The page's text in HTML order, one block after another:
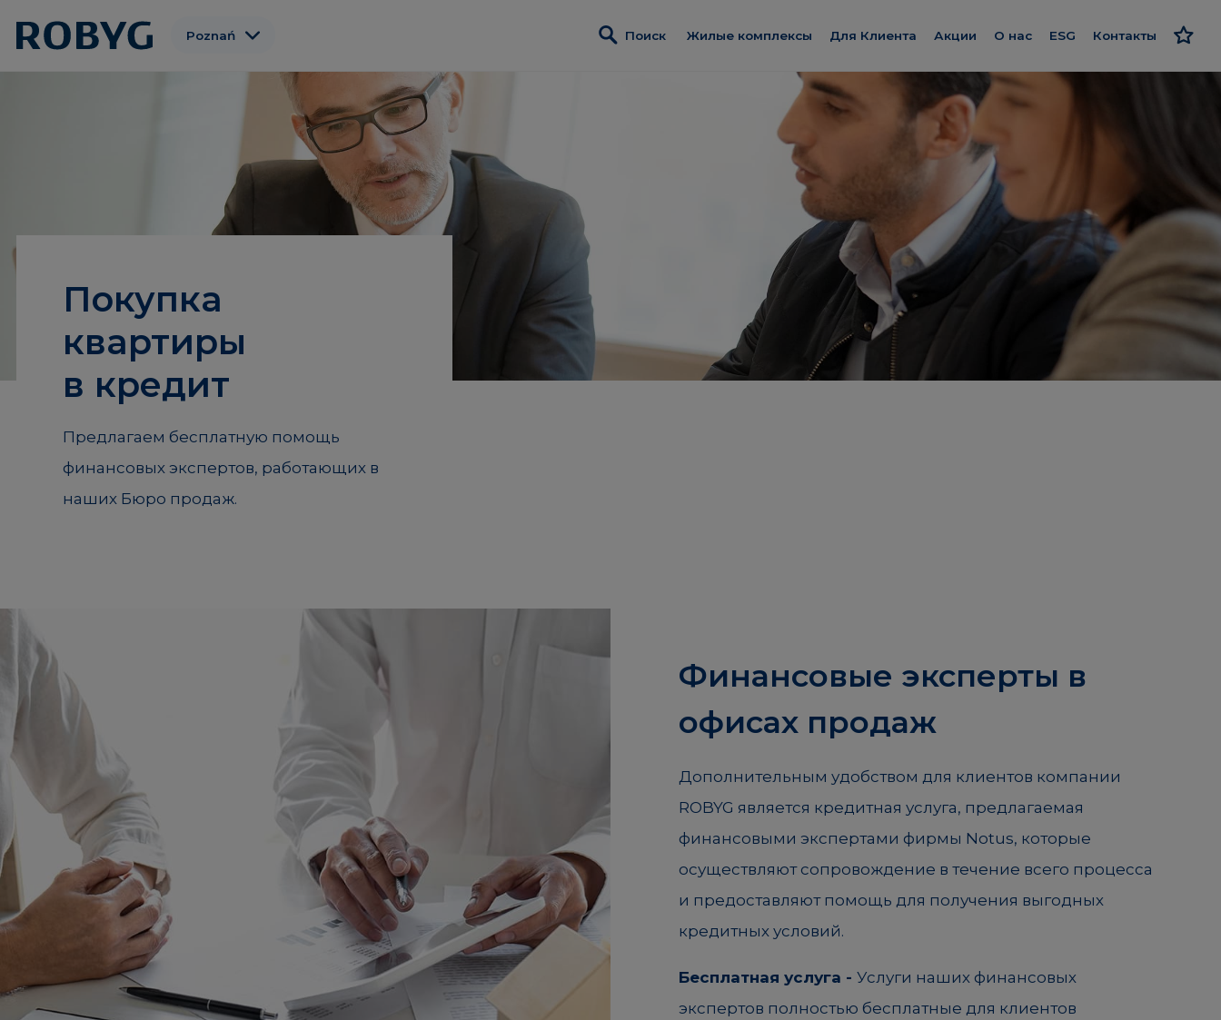
Poznań
Warszawa
Gdynia
Łódź
Поиск Жилые комплексы
Wszystkie inwestycje
Elektrovnia Garbary
Początek Piątkowo
Piątkowo Residence
Реализованные объекты
Коммерческая недвижимость
Для Клиента
Ипотека
Wykończenie pod klucz
Program poleceń
Защитник Клиентов
Дневник строительных
работ
Панель Клиента
Акции О нас
Познакомьтесь с нами
Наш стандарт
Smart House by Keemple
Купим участки
Компании группы
Для инвестора
ESG
Ответственный
Контакты
Покупка
квартиры
в кредит
Предлагаем бесплатную помощь
финансовых экспертов, работающих в
наших Бюро продаж.
Финансовые эксперты в
офисах продаж
Дополнительным удобством для клиентов компании
ROBYG является кредитная услуга, предлагаемая
финансовыми экспертами фирмы Notus, которые
осуществляют сопровождение в течение всего процесса
и предоставляют помощь для получения выгодных
кредитных условий.
Бесплатная услуга - Услуги наших финансовых
экспертов полностью бесплатные для клиентов